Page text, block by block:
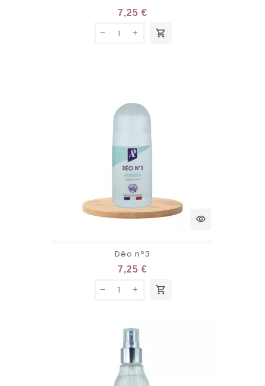
7,25 €
shopping_cart
visibility
Déo n°3
7,25 €
shopping_cart